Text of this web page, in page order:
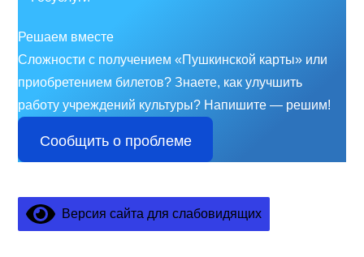
Решаем вместе
Сложности с получением «Пушкинской карты» или
приобретением билетов? Знаете, как улучшить
работу учреждений культуры? Напишите — решим!
Сообщить о проблеме
Версия сайта для слабовидящих